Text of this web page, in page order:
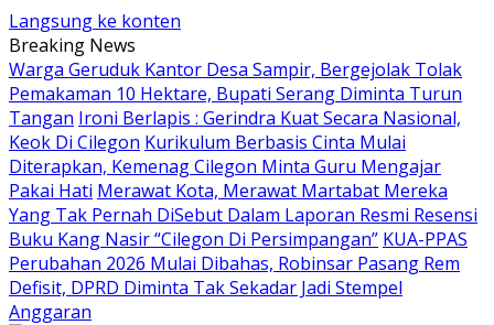
Langsung ke konten
Breaking News
Warga Geruduk Kantor Desa Sampir, Bergejolak Tolak
Pemakaman 10 Hektare, Bupati Serang Diminta Turun
Tangan Ironi Berlapis : Gerindra Kuat Secara Nasional,
Keok Di Cilegon Kurikulum Berbasis Cinta Mulai
Diterapkan, Kemenag Cilegon Minta Guru Mengajar
Pakai Hati Merawat Kota, Merawat Martabat Mereka
Yang Tak Pernah DiSebut Dalam Laporan Resmi Resensi
Buku Kang Nasir “Cilegon Di Persimpangan” KUA-PPAS
Perubahan 2026 Mulai Dibahas, Robinsar Pasang Rem
Defisit, DPRD Diminta Tak Sekadar Jadi Stempel
Anggaran